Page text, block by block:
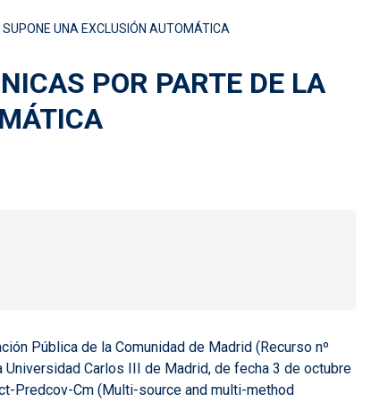
SUPONE UNA EXCLUSIÓN AUTOMÁTICA
POR PARTE DE LA
Pública de la Comunidad de Madrid (Recurso nº
Carlos III de Madrid, de fecha 3 de octubre
Predcov-Cm (Multi-source and multi-method